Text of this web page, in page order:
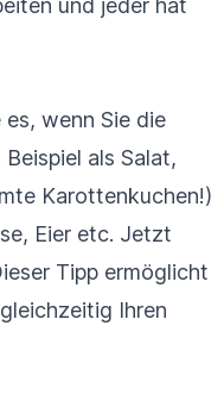
und jeder hat
wenn Sie die
als Salat,
Karottenkuchen!)
Eier etc. Jetzt
Tipp ermöglicht
Ihren